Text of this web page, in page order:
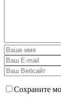
Сохраните